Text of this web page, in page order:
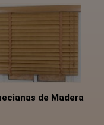
de Madera